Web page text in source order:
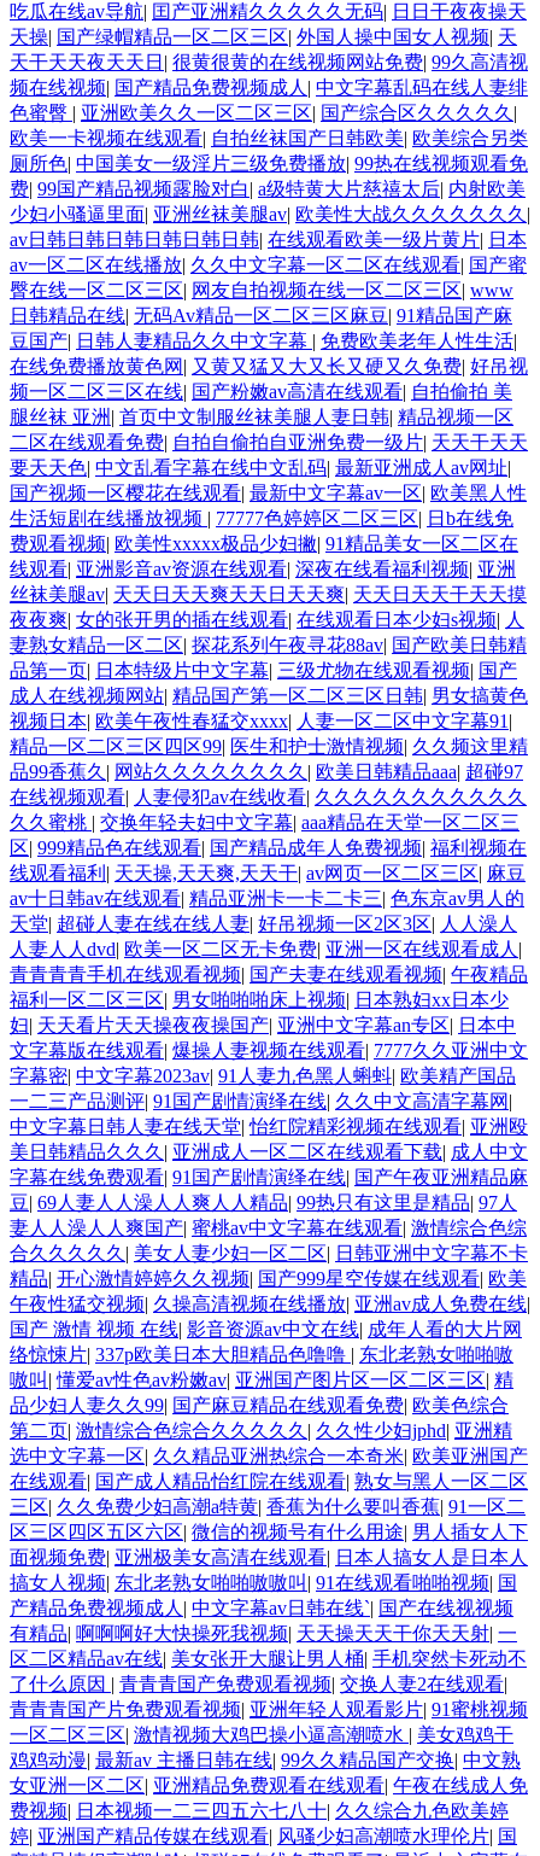
吃瓜在线av导航| 囯产亚洲精久久久久久无码| 日日干夜夜操天
天操| 国产绿帽精品一区二区三区| 外国人操中国女人视频| 天
天干天天夜天天日 | 很黄很黄的在线视频网站免费| 99久高清视
频在线视频| 国产精品免费视频成人 | 中文字幕乱码在线人妻绯
色蜜臀 | 亚洲欧美久久一区二区三区| 国产综合区久久久久久 |
欧美一卡视频在线观看| 自拍丝袜国产日韩欧美| 欧美综合另类
厕所色| 中国美女一级淫片三级免费播放| 99热在线视频观看免
费| 99国产精品视频露脸对白| a级特黄大片慈禧太后| 内射欧美
少妇小骚逼里面| 亚洲丝袜美腿av| 欧美性大战久久久久久久久 |
av日韩日韩日韩日韩日韩日韩| 在线观看欧美一级片黄片| 日本
av一区二区在线播放| 久久中文字幕一区二区在线观看| 国产蜜
臀在线一区二区三区| 网友自拍视频在线一区二区三区| www
日韩精品在线| 无码Av精品一区二区三区麻豆| 91精品国产麻
豆国产| 日韩人妻精品久久中文字幕 | 免费欧美老年人性生活|
在线免费播放黄色网 | 又黄又猛又大又长又硬又久免费| 好吊视
频一区二区三区在线| 国产粉嫩av高清在线观看| 自拍偷拍 美
腿丝袜 亚洲 | 首页中文制服丝袜美腿人妻日韩| 精品视频一区
二区在线观看免费| 自拍自偷拍自亚洲免费一级片| 天天干天天
要天天色| 中文乱看字幕在线中文乱码| 最新亚洲成人av网址|
国产视频一区樱花在线观看| 最新中文字幕av一区| 欧美黑人性
生活短剧在线播放视频 | 77777色婷婷区二区三区| 日b在线免
费观看视频| 欧美性xxxxx极品少妇撇| 91精品美女一区二区在
线观看| 亚洲影音av资源在线观看| 深夜在线看福利视频| 亚洲
丝袜美腿av| 天天日天天爽天天日天天爽| 天天日天天干天天摸
夜夜爽| 女的张开男的插在线观看| 在线观看日本少妇s视频| 人
妻熟女精品一区二区| 探花系列午夜寻花88av| 国产欧美日韩精
品第一页| 日本特级片中文字幕| 三级尤物在线观看视频| 国产
成人在线视频网站| 精品国产第一区二区三区日韩| 男女搞黄色
视频日本| 欧美午夜性春猛交xxxx| 人妻一区二区中文字幕91 |
精品一区二区三区四区99| 医生和护士激情视频| 久久频这里精
品99香蕉久 | 网站久久久久久久久久 | 欧美日韩精品aaa| 超碰97
在线视频观看| 人妻侵犯av在线收看| 久久久久久久久久久久久
久久蜜桃 | 交换年轻夫妇中文字幕| aaa精品在天堂一区二区三
区| 999精品色在线观看| 国产精品成年人免费视频| 福利视频在
线观看福利 | 天天操,天天爽,天天干| av网页一区二区三区| 麻豆
av十日韩av在线观看| 精品亚洲卡一卡二卡三| 色东京av男人的
天堂| 超碰人妻在线在线人妻| 好吊视频一区2区3区| 人人澡人
人妻人人dvd| 欧美一区二区无卡免费| 亚洲一区在线观看成人 |
青青青青手机在线观看视频| 国产夫妻在线观看视频| 午夜精品
福利一区二区三区| 男女啪啪啪床上视频| 日本熟妇xx日本少
妇| 天天看片天天操夜夜操国产| 亚洲中文字幕an专区| 日本中
文字幕版在线观看| 爆操人妻视频在线观看| 7777久久亚洲中文
字幕密| 中文字幕2023av| 91人妻九色黑人蝌蚪| 欧美精产国品
一二三产品测评| 91国产剧情演绎在线| 久久中文高清字幕网 |
中文字幕日韩人妻在线天堂|怡红院精彩视频在线观看| 亚洲殴
美日韩精品久久久 | 亚洲成人一区二区在线观看下载| 成人中文
字幕在线免费观看| 91国产剧情演绎在线| 国产午夜亚洲精品麻
豆| 69人妻人人澡人人爽人人精品| 99热只有这里是精品| 97人
妻人人澡人人爽国产| 蜜桃av中文字幕在线观看| 激情综合色综
合久久久久久 | 美女人妻少妇一区二区| 日韩亚洲中文字幕不卡
精品| 开心激情婷婷久久视频| 国产999星空传媒在线观看| 欧美
午夜性猛交视频| 久操高清视频在线播放| 亚洲av成人免费在线|
国产 激情 视频 在线| 影音资源av中文在线| 成年人看的大片网
络惊悚片| 337p欧美日本大胆精品色噜噜 | 东北老熟女啪啪嗷
嗷叫 |懂爱av性色av粉嫩av| 亚洲国产图片区一区二区三区| 精
品少妇人妻久久99| 国产麻豆精品在线观看免费| 欧美色综合
第二页| 激情综合色综合久久久久久 | 久久性少妇jphd| 亚洲精
选中文字幕一区| 久久精品亚洲热综合一本奇米| 欧美亚洲国产
在线观看| 国产成人精品怡红院在线观看| 熟女与黑人一区二区
三区| 久久免费少妇高潮a特黄| 香蕉为什么要叫香蕉| 91一区二
区三区四区五区六区| 微信的视频号有什么用途| 男人插女人下
面视频免费| 亚洲极美女高清在线观看| 日本人搞女人是日本人
搞女人视频| 东北老熟女啪啪嗷嗷叫 | 91在线观看啪啪视频| 国
产精品免费视频成人 | 中文字幕av日韩在线`| 国产在线视视频
有精品| 啊啊啊好大快操死我视频| 天天操天天干你天天射| 一
区二区精品av在线| 美女张开大腿让男人桶| 手机突然卡死动不
了什么原因 | 青青青国产免费观看视频| 交换人妻2在线观看|
青青青国产片免费观看视频| 亚洲年轻人观看影片| 91蜜桃视频
一区二区三区| 激情视频大鸡巴操小逼高潮喷水 | 美女鸡鸡干
鸡鸡动漫| 最新av 主播日韩在线| 99久久精品国产交换| 中文熟
女亚洲一区二区| 亚洲精品免费观看在线观看| 午夜在线成人免
费视频| 日本视频一二三四五六七八十| 久久综合九色欧美婷
婷| 亚洲国产精品传媒在线观看| 风骚少妇高潮喷水理伦片| 国